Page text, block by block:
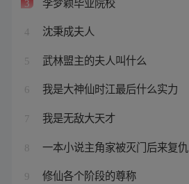
3
4 沈秉成夫人
5 武林盟主的夫人叫什么
6 我是大神仙时江最后什么实力
7 我是无敌大天才
8 一本小说主角家被灭门后来复仇
9 修仙各个阶段的尊称